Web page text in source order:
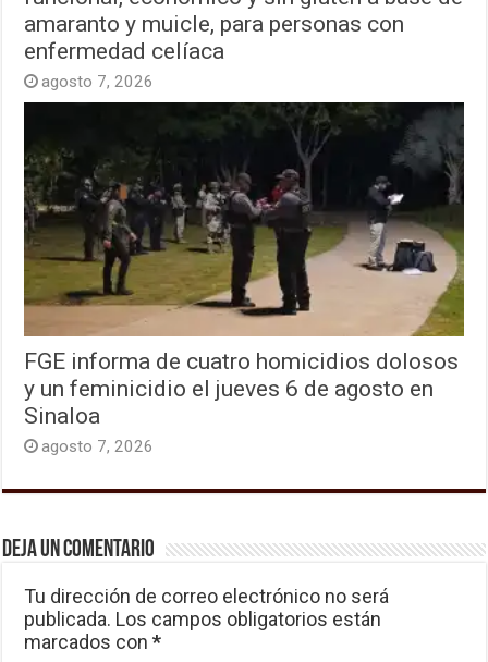
amaranto y muicle, para personas con
enfermedad celíaca
agosto 7, 2026
FGE informa de cuatro homicidios dolosos
y un feminicidio el jueves 6 de agosto en
Sinaloa
agosto 7, 2026
Deja un comentario
Tu dirección de correo electrónico no será
publicada. Los campos obligatorios están
marcados con*